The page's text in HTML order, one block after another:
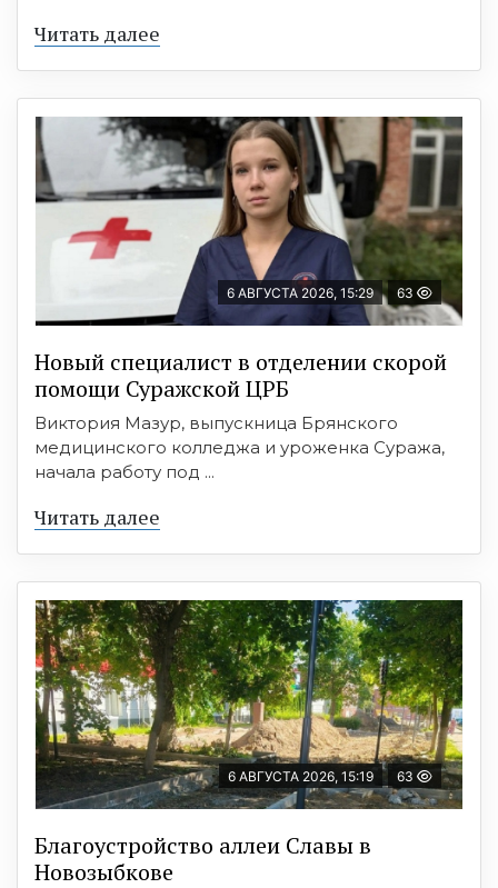
Читать далее
6 АВГУСТА 2026, 15:29 63
Новый специалист в отделении скорой
помощи Суражской ЦРБ
Виктория Мазур, выпускница Брянского
медицинского колледжа и уроженка Суража,
начала работу под ...
Читать далее
6 АВГУСТА 2026, 15:19 63
Благоустройство аллеи Славы в
Новозыбкове